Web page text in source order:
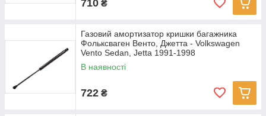
710 ₴
Газовий амортизатор кришки багажника
Фольксваген Венто, Джетта - Volkswagen
Vento Sedan, Jetta 1991-1998
В наявності
722 ₴